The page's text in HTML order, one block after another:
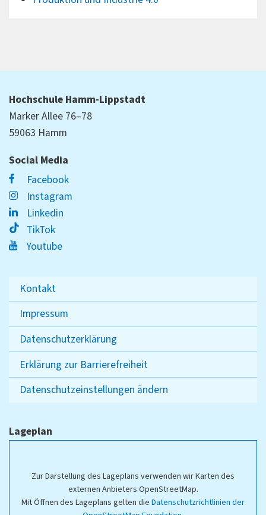
Hochschule Hamm-Lippstadt
Marker Allee 76–78
59063 Hamm
Social Media
Facebook
Instagram
Linkedin
TikTok
Youtube
Kontakt
Impressum
Datenschutzerklärung
Erklärung zur Barrierefreiheit
Datenschutzeinstellungen ändern
Lageplan
Zur Darstellung des Lageplans verwenden wir Karten des
externen Anbieters OpenStreetMap.
Mit Öffnen des Lageplans gelten die Datenschutzrichtlinien der